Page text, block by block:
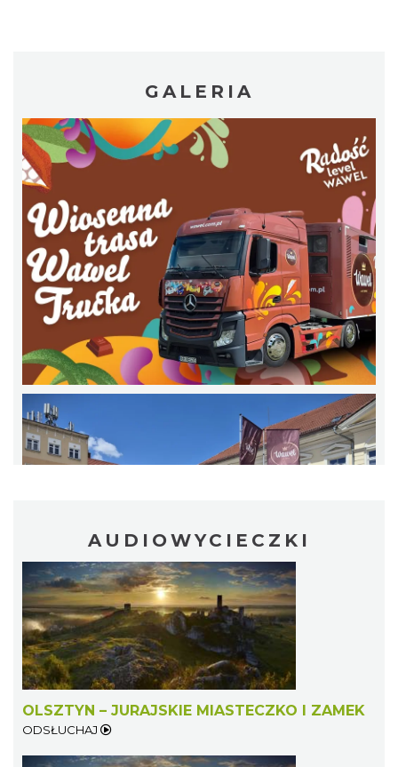
GALERIA
AUDIOWYCIECZKI
OLSZTYN – JURAJSKIE MIASTECZKO I ZAMEK
ODSŁUCHAJ